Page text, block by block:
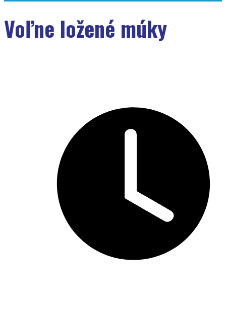
Voľne ložené múky